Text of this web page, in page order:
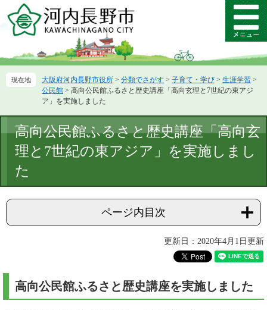
ー
先
ニ
を
本
文
メ
ニ
ー
大阪府河内長野市役所 > 分類でさがす > 子育て・学び > 生涯学習 >
公民館 > 高向公民館ふるさと歴史講座「高向玄理と7世紀の東アジ
ア」を実施しました
文
高向公民館ふるさと歴史講座「高向玄
理と7世紀の東アジア」を実施しまし
た
ページ内目次
更新日：2020年4月1日更新
高向公民館ふるさと歴史講座を実施しました